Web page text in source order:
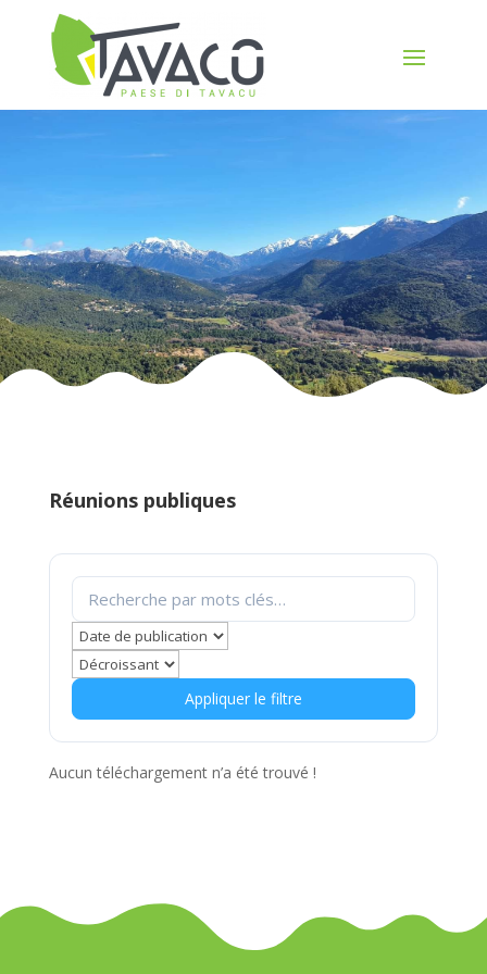
Réunions publiques
Appliquer le filtre
Aucun téléchargement n’a été trouvé !